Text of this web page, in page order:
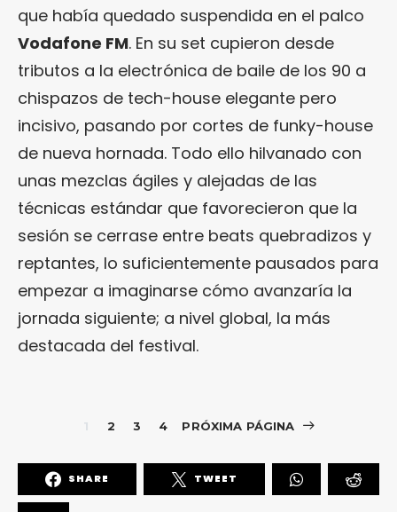
que había quedado suspendida en el palco
Vodafone FM. En su set cupieron desde
tributos a la electrónica de baile de los 90 a
chispazos de tech-house elegante pero
incisivo, pasando por cortes de funky-house
de nueva hornada. Todo ello hilvanado con
unas mezclas ágiles y alejadas de las
técnicas estándar que favorecieron que la
sesión se cerrase entre beats quebradizos y
reptantes, lo suficientemente pausados para
empezar a imaginarse cómo avanzaría la
jornada siguiente; a nivel global, la más
destacada del festival.
1 2 3 4 PRÓXIMA PÁGINA
SHARE TWEET